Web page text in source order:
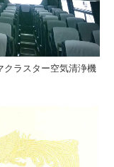
クラスター空気清浄機